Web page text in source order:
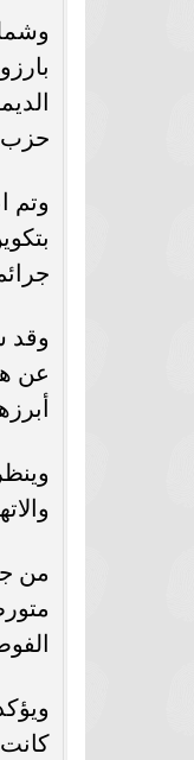
حزب
وقد
عن
من
برشلونة يستعيد
كأس